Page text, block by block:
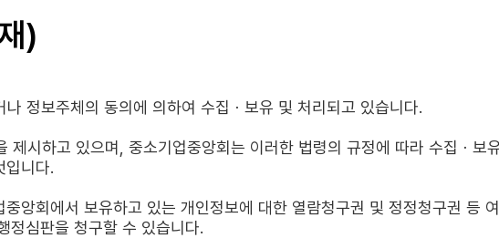
)
정보주체의 동의에 의하여 수집ㆍ보유 및 처리되고 있습니다.
제시하고 있으며, 중소기업중앙회는 이러한 법령의 규정에 따라 수집ㆍ
입니다.
앙회에서 보유하고 있는 개인정보에 대한 열람청구권 및 정정청구권 등
정심판을 청구할 수 있습니다.